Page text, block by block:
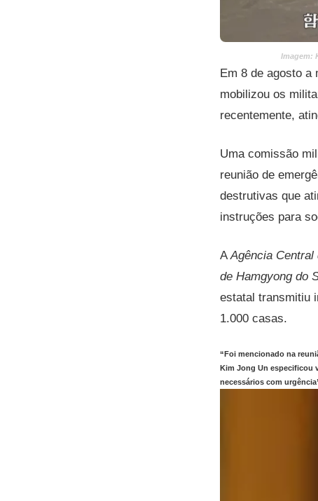
Imagem:
Em 8 de agosto
mobilizou os
recentemente,
Uma comissão
reunião de
destrutivas que
instruções para
AAgência
de Hamgyong do
estatal transmitiu
1.000 casas.
“Foi mencionado na
Kim Jong Un especificou
necessários com